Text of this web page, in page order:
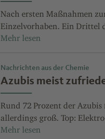
Nach ersten Maßnahmen
Einzelvorhaben. Ein Drittel
Nachrichten aus der Chemie
Azubis meist
Rund 72 Prozent der
allerdings groß. Top: